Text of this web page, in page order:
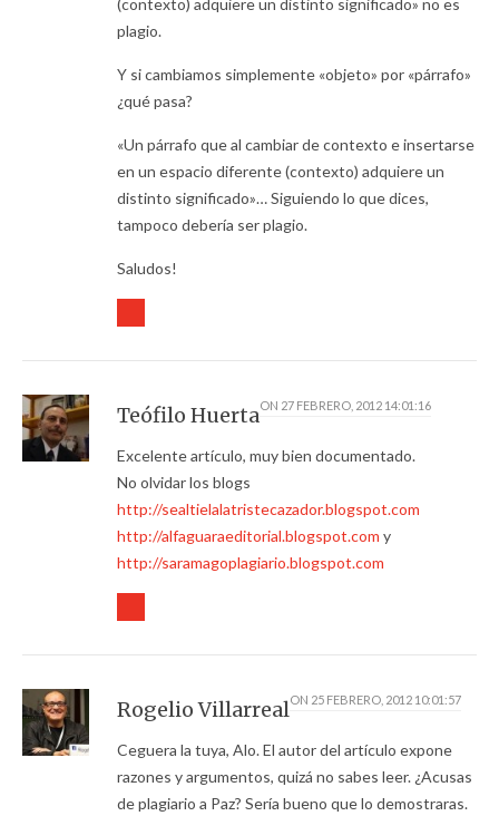
(contexto) adquiere un distinto significado» no es
plagio.
Y si cambiamos simplemente «objeto» por «párrafo»
¿qué pasa?
«Un párrafo que al cambiar de contexto e insertarse
en un espacio diferente (contexto) adquiere un
distinto significado»… Siguiendo lo que dices,
tampoco debería ser plagio.
Saludos!
Teófilo HuertaON 27 FEBRERO, 2012 14:01:16
Excelente artículo, muy bien documentado.
No olvidar los blogs
http://sealtielalatristecazador.blogspot.com
http://alfaguaraeditorial.blogspot.com y
http://saramagoplagiario.blogspot.com
Rogelio VillarrealON 25 FEBRERO, 2012 10:01:57
Ceguera la tuya, Alo. El autor del artículo expone
razones y argumentos, quizá no sabes leer. ¿Acusas
de plagiario a Paz? Sería bueno que lo demostraras.